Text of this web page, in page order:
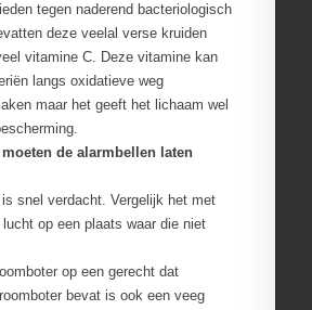
tegen naderend bacteriologisch
deze veelal verse kruiden
vitamine C. Deze vitamine kan
langs oxidatieve weg
maar het geeft het lichaam wel
de alarmbellen laten
snel verdacht. Vergelijk het met
op een plaats waar die niet
op een gerecht dat
bevat is ook een veeg